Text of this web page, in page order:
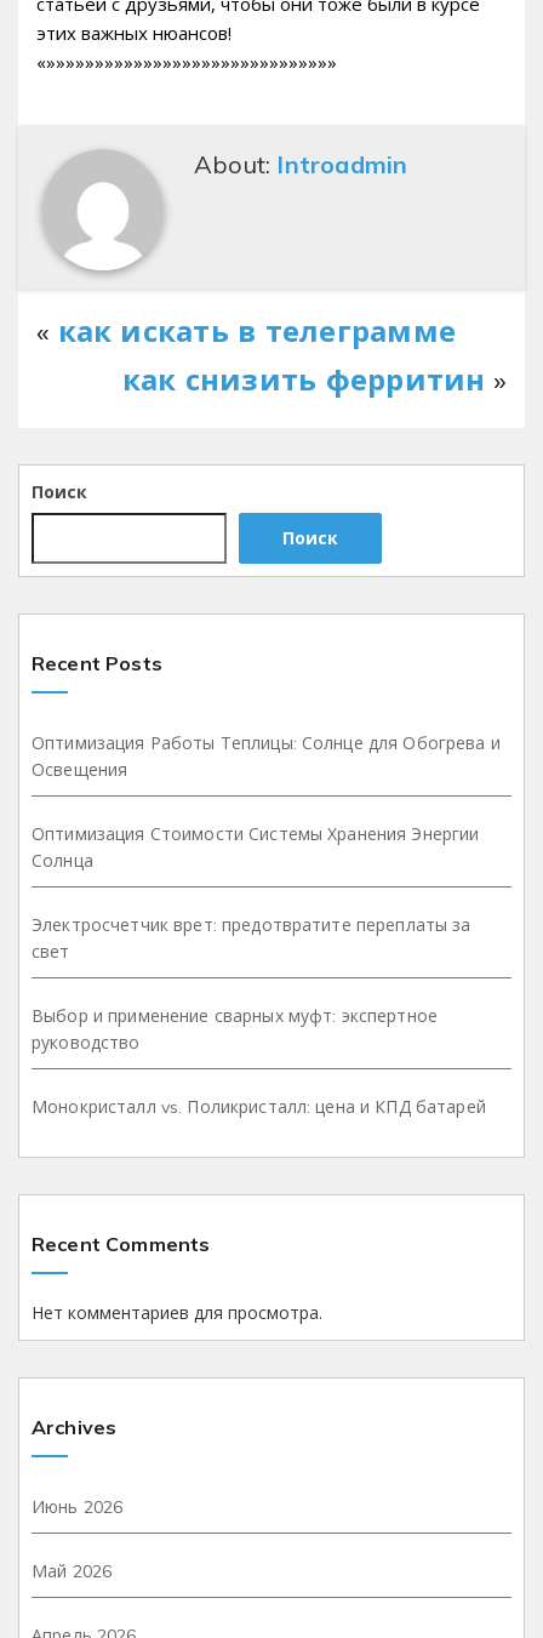
этих важных нюансов!
«»»»»»»»»»»»»»»»»»»»»»»»»»»»»»»
About: Introadmin
« как искать в телеграмме
как снизить ферритин »
Поиск
Поиск
Recent Posts
Оптимизация Работы Теплицы: Солнце для Обогрева и
Освещения
Оптимизация Стоимости Системы Хранения Энергии
Солнца
Электросчетчик врет: предотвратите переплаты за
свет
Выбор и применение сварных муфт: экспертное
руководство
Монокристалл vs. Поликристалл: цена и КПД батарей
Recent Comments
Нет комментариев для просмотра.
Archives
Июнь 2026
Май 2026